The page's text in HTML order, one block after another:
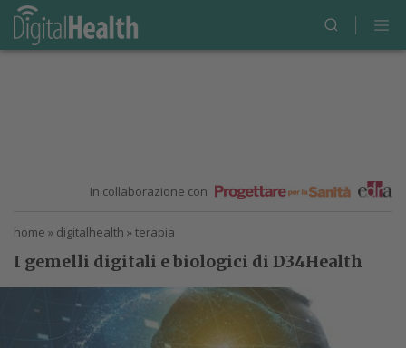
In collaborazione con
home » digitalhealth » terapia
I gemelli digitali e biologici di D34Health